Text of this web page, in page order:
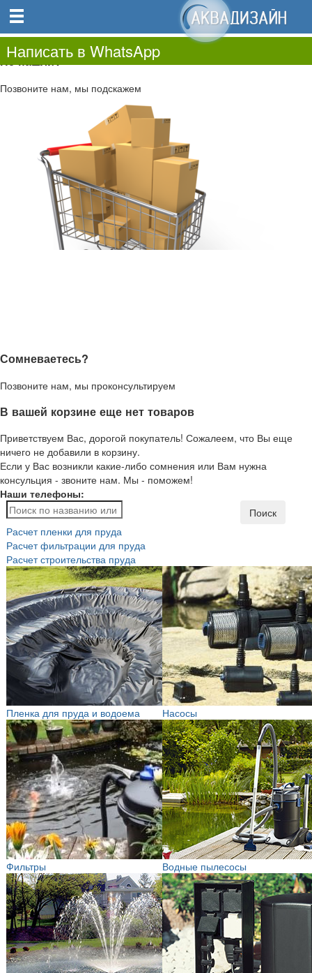
0.00
0
Не нашли?
Позвоните нам, мы подскажем
Сомневаетесь?
Позвоните нам, мы проконсультируем
В вашей корзине еще нет товаров
Приветствуем Вас, дорогой покупатель! Сожалеем, что Вы еще
ничего не добавили в корзину.
Если у Вас возникли какие-либо сомнения или Вам нужна
консульция - звоните нам. Мы - поможем!
Наши телефоны:
Написать в WhatsApp
Поиск
Расчет пленки для пруда
Расчет фильтрации для пруда
Расчет строительства пруда
Пленка для пруда и водоема Насосы
Фильтры Водные пылесосы